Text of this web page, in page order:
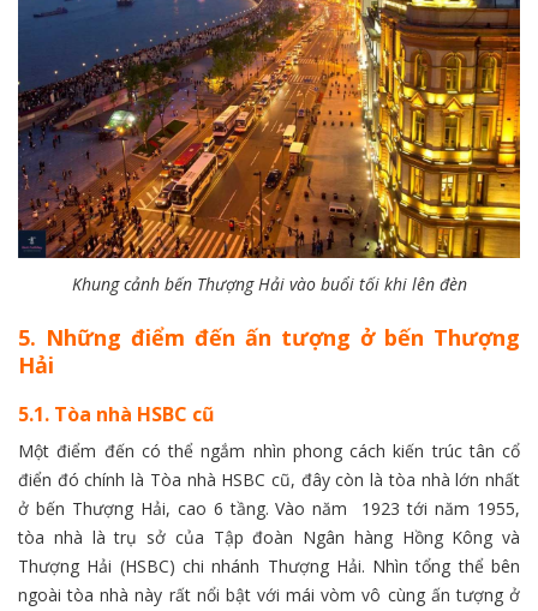
Khung cảnh bến Thượng Hải vào buổi tối khi lên đèn
5. Những điểm đến ấn tượng ở bến Thượng
Hải
5.1. Tòa nhà HSBC cũ
Một điểm đến có thể ngắm nhìn phong cách kiến trúc tân cổ
điển đó chính là Tòa nhà HSBC cũ, đây còn là tòa nhà lớn nhất
ở bến Thượng Hải, cao 6 tầng. Vào năm 1923 tới năm 1955,
tòa nhà là trụ sở của Tập đoàn Ngân hàng Hồng Kông và
Thượng Hải (HSBC) chi nhánh Thượng Hải. Nhìn tổng thể bên
ngoài tòa nhà này rất nổi bật với mái vòm vô cùng ấn tượng ở